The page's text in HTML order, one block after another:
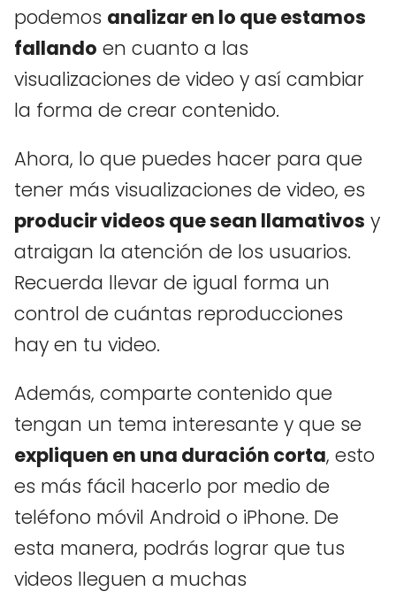
podemos analizar en lo que estamos
fallando en cuanto a las
visualizaciones de video y así cambiar
la forma de crear contenido.
Ahora, lo que puedes hacer para que
tener más visualizaciones de video, es
producir videos que sean llamativos y
atraigan la atención de los usuarios.
Recuerda llevar de igual forma un
control de cuántas reproducciones
hay en tu video.
Además, comparte contenido que
tengan un tema interesante y que se
expliquen en una duración corta, esto
es más fácil hacerlo por medio de
teléfono móvil Android o iPhone. De
esta manera, podrás lograr que tus
videos lleguen a muchas